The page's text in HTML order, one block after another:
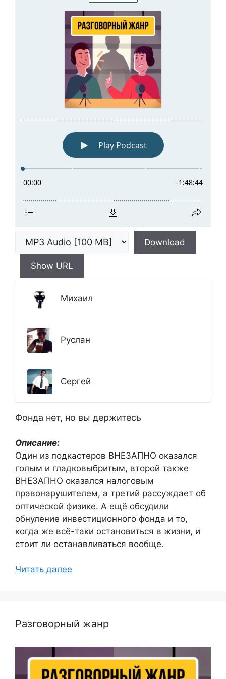
Download
Show URL
Михаил
Руслан
Сергей
Фонда нет, но вы держитесь
Описание:
Один из подкастеров ВНЕЗАПНО оказался
голым и гладковыбритым, второй также
ВНЕЗАПНО оказался налоговым
правонарушителем, а третий рассуждает об
оптической физике. А ещё обсудили
обнуление инвестиционного фонда и то,
когда же всё-таки остановиться в жизни, и
стоит ли останавливаться вообще.
Читать далее
Разговорный жанр